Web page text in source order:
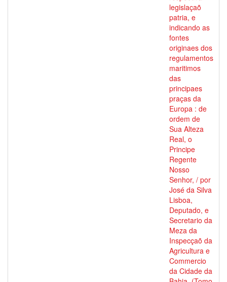
legislaçaõ
patria, e
indicando as
fontes
originaes dos
regulamentos
maritimos
das
principaes
praças da
Europa : de
ordem de
Sua Alteza
Real, o
Principe
Regente
Nosso
Senhor, / por
José da Silva
Lisboa,
Deputado, e
Secretario da
Meza da
Inspecçaõ da
Agricultura e
Commercio
da Cidade da